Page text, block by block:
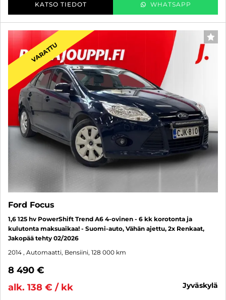
KATSO TIEDOT WHATSAPP
VARATTU
Ford Focus
1,6 125 hv PowerShift Trend A6 4-ovinen - 6 kk korotonta ja
kulutonta maksuaikaa! - Suomi-auto, Vähän ajettu, 2x Renkaat,
Jakopää tehty 02/2026
2014 , Automaatti, Bensiini, 128 000 km
8 490 €
alk. 138 € / kk
jyväskylä